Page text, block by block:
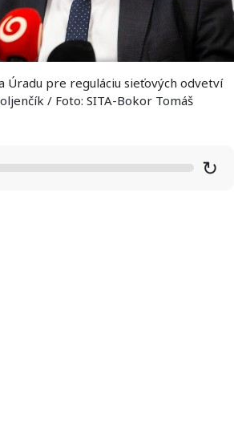
Úradu pre reguláciu sieťových odvetví
/ Foto: SITA-Bokor Tomáš
↻